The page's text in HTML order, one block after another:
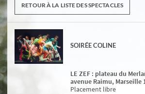
RETOUR À LA LISTE DES SPECTACLES
SOIRÉE COLINE
LE ZEF : plateau du
avenue Raimu, Marseille
Placement libre